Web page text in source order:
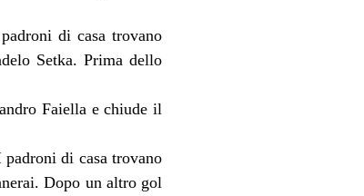
di casa trovano
Setka. Prima dello
Faiella e chiude il
di casa trovano
Dopo un altro gol